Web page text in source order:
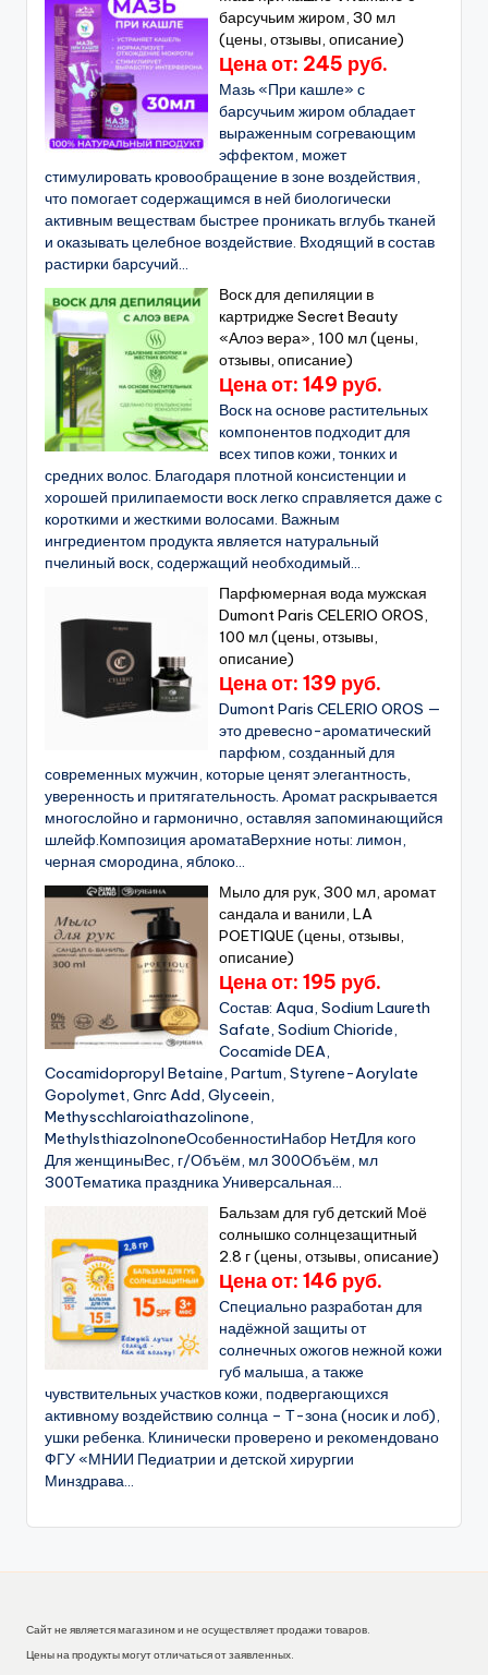
барсучьим жиром, 30 мл
(цены, отзывы, описание)
Цена от: 245 руб.
Мазь «При кашле» с
барсучьим жиром обладает
выраженным согревающим
эффектом, может
стимулировать кровообращение в зоне воздействия,
что помогает содержащимся в ней биологически
активным веществам быстрее проникать вглубь тканей
и оказывать целебное воздействие. Входящий в состав
растирки барсучий...
Воск для депиляции в
картридже Secret Beauty
«Алоэ вера», 100 мл (цены,
отзывы, описание)
Цена от: 149 руб.
Воск на основе растительных
компонентов подходит для
всех типов кожи, тонких и
средних волос. Благодаря плотной консистенции и
хорошей прилипаемости воск легко справляется даже с
короткими и жесткими волосами. Важным
ингредиентом продукта является натуральный
пчелиный воск, содержащий необходимый...
Парфюмерная вода мужская
Dumont Paris CELERIO OROS,
100 мл (цены, отзывы,
описание)
Цена от: 139 руб.
Dumont Paris CELERIO OROS —
это древесно-ароматический
парфюм, созданный для
современных мужчин, которые ценят элегантность,
уверенность и притягательность. Аромат раскрывается
многослойно и гармонично, оставляя запоминающийся
шлейф.Композиция ароматаВерхние ноты: лимон,
черная смородина, яблоко...
Мыло для рук, 300 мл, аромат
сандала и ванили, LA
POETIQUE (цены, отзывы,
описание)
Цена от: 195 руб.
Состав: Aqua, Sodium Laureth
Safate, Sodium Chioride,
Cocamide DEA,
Cocamidopropyl Betaine, Partum, Styrene-Aorylate
Gopolymet, Gnrc Add, Glyceein,
Methyscchlaroiathazolinone,
MethylsthiazolnoneОсобенностиНабор НетДля кого
Для женщиныВес, г/Объём, мл 300Объём, мл
300Тематика праздника Универсальная...
Бальзам для губ детский Моё
солнышко солнцезащитный
2.8 г (цены, отзывы, описание)
Цена от: 146 руб.
Специально разработан для
надёжной защиты от
солнечных ожогов нежной кожи
губ малыша, а также
чувствительных участков кожи, подвергающихся
активному воздействию солнца – Т-зона (носик и лоб),
ушки ребенка. Клинически проверено и рекомендовано
ФГУ «МНИИ Педиатрии и детской хирургии
Минздрава...
Сайт не является магазином и не осуществляет продажи товаров.
Цены на продукты могут отличаться от заявленных.